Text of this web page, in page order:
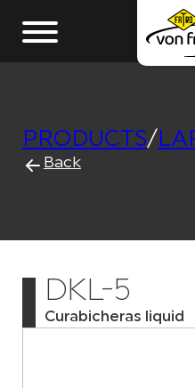
PRODUCTS/
Back
DKL-5
Curabicheras liquid